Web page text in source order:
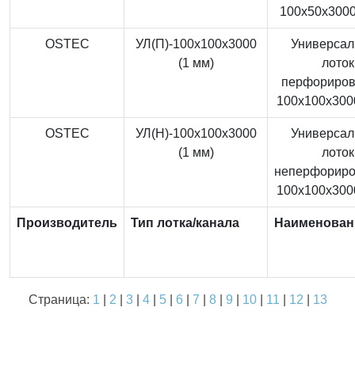
OSTEC
УЛ(П)-100x100x3000
(1 мм)
лоток
OSTEC
УЛ(Н)-100x100x3000
(1 мм)
лоток
Производитель Тип лотка/канала
Страница: 1 2 3| 4| 5| 6 7 8| 9 10| 11 12 13